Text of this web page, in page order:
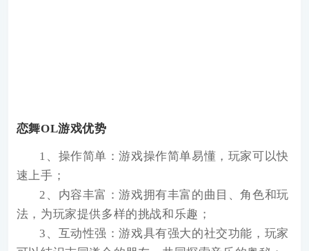
恋舞OL游戏优势
1、操作简单：游戏操作简单易懂，玩家可以快
速上手；
2、内容丰富：游戏拥有丰富的曲目、角色和玩
法，为玩家提供多样的挑战和乐趣；
3、互动性强：游戏具有强大的社交功能，玩家